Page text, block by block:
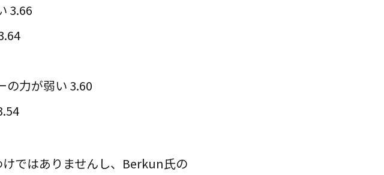
3.66
の力が弱い 3.60
ではありませんし、Berkun氏の